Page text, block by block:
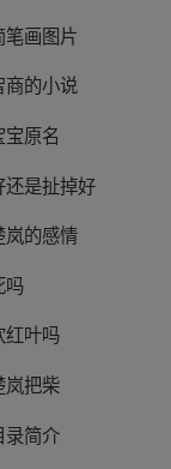
笔画图片
商的小说
原名
还是扯掉好
岚的感情
吗
红叶吗
岚把柴
录简介